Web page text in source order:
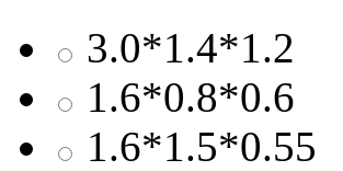
3.0*1.4*1.2
1.6*0.8*0.6
1.6*1.5*0.55